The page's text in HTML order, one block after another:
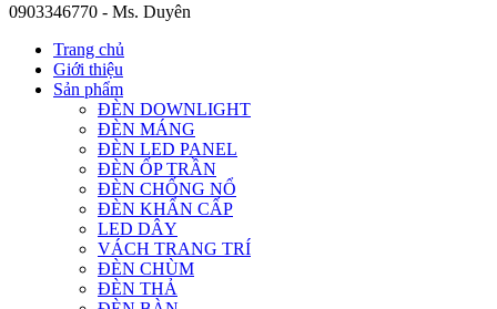
0903346770 - Ms. Duyên
Trang chủ
Giới thiệu
Sản phẩm
ĐÈN DOWNLIGHT
ĐÈN MÁNG
ĐÈN LED PANEL
ĐÈN ỐP TRẦN
ĐÈN CHỐNG NỔ
ĐÈN KHẨN CẤP
LED DÂY
VÁCH TRANG TRÍ
ĐÈN CHÙM
ĐÈN THẢ